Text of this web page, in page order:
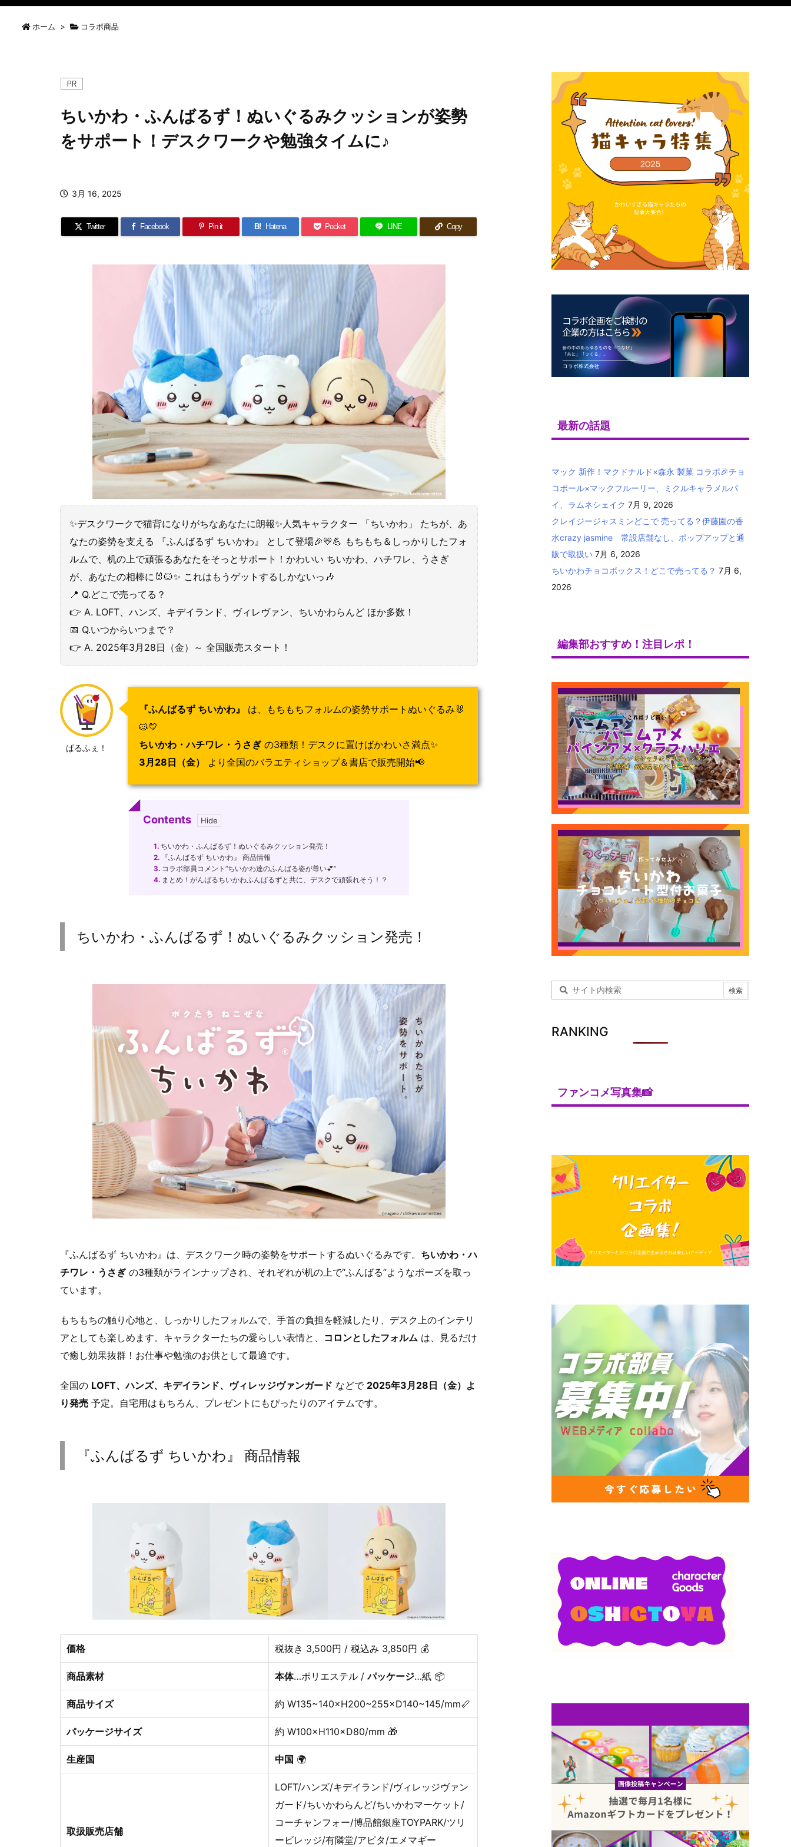
ホーム > コラボ商品
ちいかわ・ふんばるず！ぬいぐるみクッションが姿勢
をサポート！デスクワークや勉強タイムに♪
3月 16, 2025
Twitter Facebook Pin it B! Hatena Pocket LINE Copy
✨デスクワークで猫背になりがちなあなたに朗報✨人気キャラクター 「ちいかわ」 たちが、あ
なたの姿勢を支える 『ふんばるず ちいかわ』 として登場🎉💛💪 もちもち＆しっかりしたフォ
ルムで、机の上で頑張るあなたをそっとサポート！かわいい ちいかわ、ハチワレ、うさぎ
が、あなたの相棒に🐰🐱✨ これはもうゲットするしかないっ🎶
📍 Q.どこで売ってる？
👉 A. LOFT、ハンズ、キデイランド、ヴィレヴァン、ちいかわらんど ほか多数！
📅 Q.いつからいつまで？
👉 A. 2025年3月28日（金）～ 全国販売スタート！
ぱるふぇ！
『ふんばるず ちいかわ』
は、もちもちフォルムの姿勢サポートぬいぐるみ🐰
🐱💛
ちいかわ・ハチワレ・うさぎ の3種類！デスクに置けばかわいさ満点✨
3月28日（金）
より全国のバラエティショップ＆書店で販売開始📢
Contents
1. ちいかわ・ふんばるず！ぬいぐるみクッション発売！
2. 『ふんばるず ちいかわ』 商品情報
3. コラボ部員コメント”ちいかわ達のふんばる姿が尊い💕”
4. まとめ！がんばるちいかわふんばるずと共に、デスクで頑張れそう！？
ちいかわ・ふんばるず！ぬいぐるみクッション発売！
『ふんばるず ちいかわ』は、デスクワーク時の姿勢をサポートするぬいぐるみです。 ちいかわ・ハ
チワレ・うさぎ の3種類がラインナップされ、それぞれが机の上で“ふんばる”ようなポーズを取っ
ています。
もちもちの触り心地と、しっかりしたフォルムで、手首の負担を軽減したり、デスク上のインテリ
アとしても楽しめます。キャラクターたちの愛らしい表情と、 コロンとしたフォルム は、見るだけ
で癒し効果抜群！お仕事や勉強のお供として最適です。
全国の LOFT、ハンズ、キデイランド、ヴィレッジヴァンガード などで 2025年3月28日（金）よ
り発売 予定。自宅用はもちろん、プレゼントにもぴったりのアイテムです。
『ふんばるず ちいかわ』 商品情報
価格 税抜き 3,500円 / 税込み 3,850円 💰
商品素材 本体…ポリエステル /パッケージ…紙 📦
商品サイズ 約 W135~140×H200~255×D140~145/mm📏
パッケージサイズ 約 W100×H110×D80/mm 🎁
生産国 中国 🌍
取扱販売店舗
LOFT/ハンズ/キデイランド/ヴィレッジヴァン
ガード/ちいかわらんど/ちいかわマーケット/
コーチャンフォー/博品館銀座TOYPARK/ツリ
ービレッジ/有隣堂/アピタ/エメマギー
最新の話題
マック 新作！マクドナルド×森永 製菓 コラボ🎉チョ
コボール×マックフルーリー、ミクルキャラメルパ
イ、ラムネシェイク 7月 9, 2026
クレイジージャスミンどこで 売ってる？伊藤園の香
水crazy jasmine 常設店舗なし、ポップアップと通
販で取扱い 7月 6, 2026
ちいかわチョコボックス！どこで売ってる？ 7月 6,
2026
編集部おすすめ！注目レポ！
RANKING
ファンコメ写真集📸